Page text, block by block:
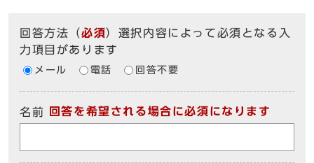
回答方法 （必須）選択内容によって必須となる入
力項目があります
メール 電話 回答不要
名前 回答を希望される場合に必須になります